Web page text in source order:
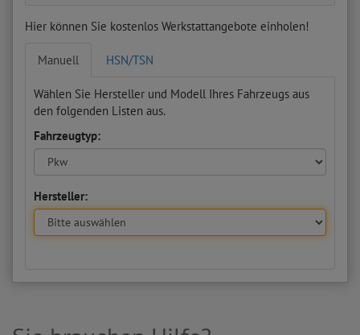
Hier können Sie kostenlos Werkstattangebote einholen!
Manuell HSN/TSN
Wählen Sie Hersteller und Modell Ihres Fahrzeugs aus
den folgenden Listen aus.
Fahrzeugtyp:
Hersteller: